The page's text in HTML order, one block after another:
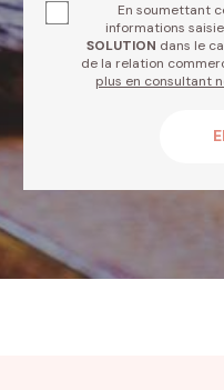
En soumettant
informations
SOLUTION dans le
de la relation
plus en consultant